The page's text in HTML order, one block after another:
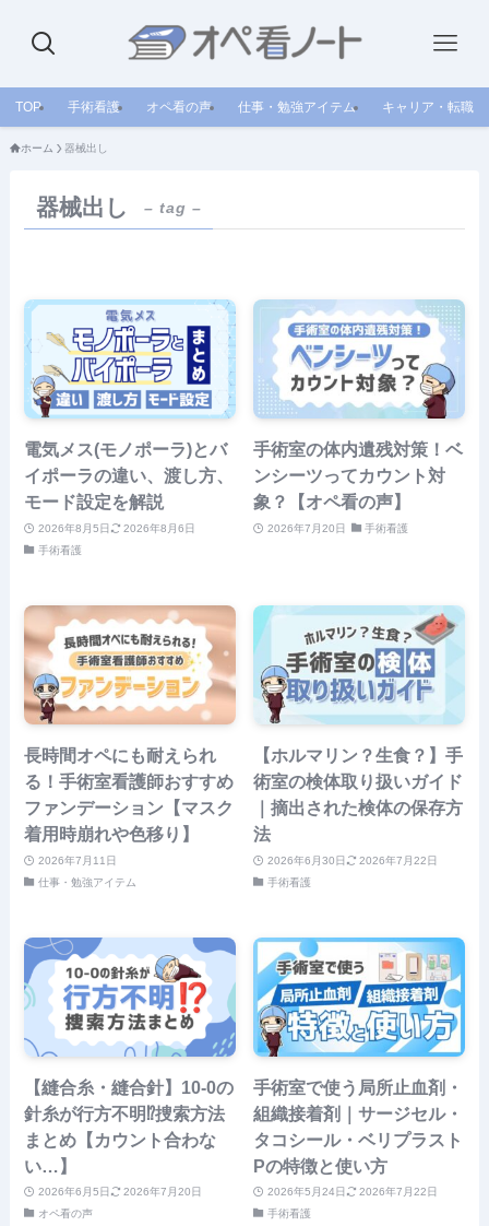
TOP 手術看護 オペ看の声 仕事・勉強アイテム キャリア・転職
ホーム 器械出し
器械出し – tag –
電気メス(モノポーラ)とバ
イポーラの違い、渡し方、
モード設定を解説
2026年8月5日
2026年8月6日
手術看護
手術室の体内遺残対策！ベ
ンシーツってカウント対
象？【オペ看の声】
2026年7月20日 手術看護
長時間オペにも耐えられ
る！手術室看護師おすすめ
ファンデーション【マスク
着用時崩れや色移り】
2026年7月11日
仕事・勉強アイテム
【ホルマリン？生食？】手
術室の検体取り扱いガイド
｜摘出された検体の保存方
法
2026年6月30日
2026年7月22日
手術看護
【縫合糸・縫合針】10-0の
針糸が行方不明⁉捜索方法
まとめ【カウント合わな
い…】
2026年6月5日
2026年7月20日
オペ看の声
手術室で使う局所止血剤・
組織接着剤｜サージセル・
タコシール・ベリプラスト
Pの特徴と使い方
2026年5月24日
2026年7月22日
手術看護